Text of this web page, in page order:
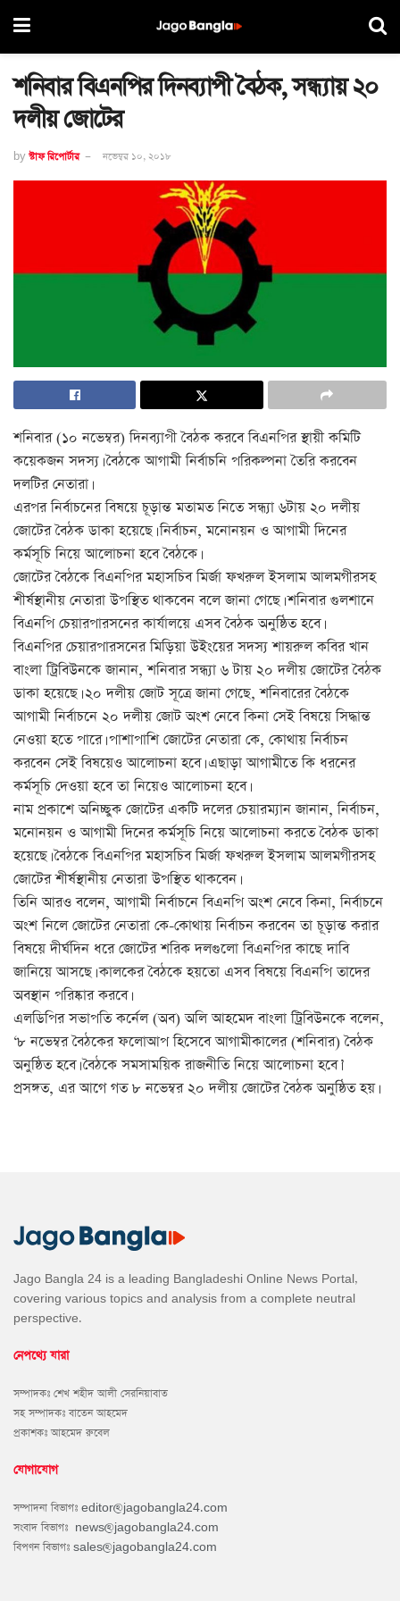
শনিবার বিএনপির দিনব্যাপী বৈঠক, সন্ধ্যায় ২০
দলীয় জোটের
by স্টাফ রিপোর্টার নভেম্বর ১০, ২০১৮
শনিবার (১০ নভেম্বর) দিনব্যাপী বৈঠক করবে বিএনপির স্থায়ী কমিটি
কয়েকজন সদস্য। বৈঠকে আগামী নির্বাচনি পরিকল্পনা তৈরি করবেন
দলটির নেতারা।
এরপর নির্বাচনের বিষয়ে চূড়ান্ত মতামত নিতে সন্ধ্যা ৬টায় ২০ দলীয়
জোটের বৈঠক ডাকা হয়েছে। নির্বাচন, মনোনয়ন ও আগামী দিনের
কর্মসূচি নিয়ে আলোচনা হবে বৈঠকে।
জোটের বৈঠকে বিএনপির মহাসচিব মির্জা ফখরুল ইসলাম আলমগীরসহ
শীর্ষস্থানীয় নেতারা উপস্থিত থাকবেন বলে জানা গেছে। শনিবার গুলশানে
বিএনপি চেয়ারপারসনের কার্যালয়ে এসব বৈঠক অনুষ্ঠিত হবে।
বিএনপির চেয়ারপারসনের মিড়িয়া উইংয়ের সদস্য শায়রুল কবির খান
বাংলা ট্রিবিউনকে জানান, শনিবার সন্ধ্যা ৬ টায় ২০ দলীয় জোটের বৈঠক
ডাকা হয়েছে। ২০ দলীয় জোট সূত্রে জানা গেছে, শনিবারের বৈঠকে
আগামী নির্বাচনে ২০ দলীয় জোট অংশ নেবে কিনা সেই বিষয়ে সিদ্ধান্ত
নেওয়া হতে পারে। পাশাপাশি জোটের নেতারা কে, কোথায় নির্বাচন
করবেন সেই বিষয়েও আলোচনা হবে। এছাড়া আগামীতে কি ধরনের
কর্মসূচি দেওয়া হবে তা নিয়েও আলোচনা হবে।
নাম প্রকাশে অনিচ্ছুক জোটের একটি দলের চেয়ারম্যান জানান, নির্বাচন,
মনোনয়ন ও আগামী দিনের কর্মসূচি নিয়ে আলোচনা করতে বৈঠক ডাকা
হয়েছে। বৈঠকে বিএনপির মহাসচিব মির্জা ফখরুল ইসলাম আলমগীরসহ
জোটের শীর্ষস্থানীয় নেতারা উপস্থিত থাকবেন।
তিনি আরও বলেন, আগামী নির্বাচনে বিএনপি অংশ নেবে কিনা, নির্বাচনে
অংশ নিলে জোটের নেতারা কে-কোথায় নির্বাচন করবেন তা চূড়ান্ত করার
বিষয়ে দীর্ঘদিন ধরে জোটের শরিক দলগুলো বিএনপির কাছে দাবি
জানিয়ে আসছে। কালকের বৈঠকে হয়তো এসব বিষয়ে বিএনপি তাদের
অবস্থান পরিষ্কার করবে।
এলডিপির সভাপতি কর্নেল (অব) অলি আহমেদ বাংলা ট্রিবিউনকে বলেন,
‘৮ নভেম্বর বৈঠকের ফলোআপ হিসেবে আগামীকালের (শনিবার) বৈঠক
অনুষ্ঠিত হবে। বৈঠকে সমসাময়িক রাজনীতি নিয়ে আলোচনা হবে।’
প্রসঙ্গত, এর আগে গত ৮ নভেম্বর ২০ দলীয় জোটের বৈঠক অনুষ্ঠিত হয়।
Jago Bangla 24 is a leading Bangladeshi Online News Portal,
covering various topics and analysis from a complete neutral
perspective.
নেপথ্যে যারা
সম্পাদকঃ শেখ শহীদ আলী সেরনিয়াবাত
সহ সম্পাদকঃ বাতেন আহমেদ
প্রকাশকঃ আহমেদ রুবেল
যোগাযোগ
সম্পাদনা বিভাগঃ editor@jagobangla24.com
সংবাদ বিভাগঃ news@jagobangla24.com
বিপণন বিভাগঃ sales@jagobangla24.com